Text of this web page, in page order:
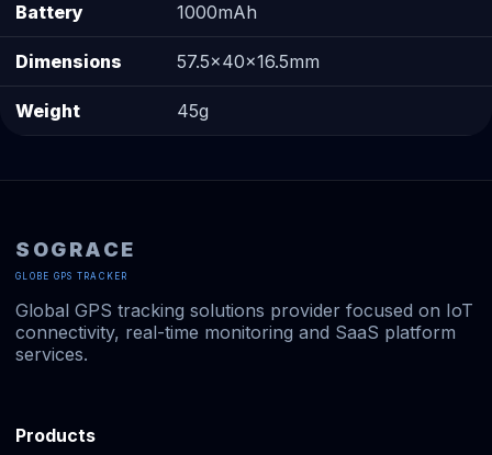
Battery 1000mAh
Dimensions 57.5×40×16.5mm
Weight 45g
SOGRACE
GLOBE GPS TRACKER
Global GPS tracking solutions provider focused on IoT
connectivity, real-time monitoring and SaaS platform
services.
Products